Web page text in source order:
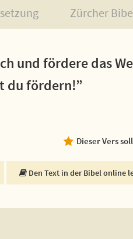
Zürcher
und fördere das
du fördern!”
Dieser Vers
Den Text in der Bibel online